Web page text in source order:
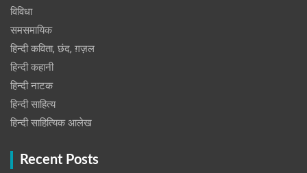
विविधा
समसमायिक
हिन्दी कविता, छंद, ग़ज़ल
हिन्दी कहानी
हिन्‍दी नाटक
हिन्दी साहित्य
हिन्दी साहित्यिक आलेख
Recent Posts